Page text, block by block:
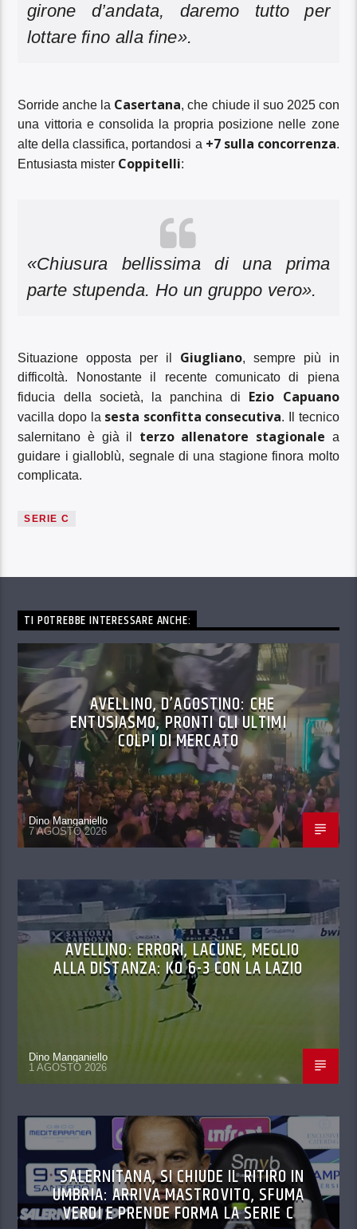
girone d’andata, daremo tutto per
lottare fino alla fine».
Sorride anche la Casertana, che chiude il suo 2025 con
una vittoria e consolida la propria posizione nelle zone
alte della classifica, portandosi a +7 sulla concorrenza.
Entusiasta mister Coppitelli:
«Chiusura bellissima di una prima
parte stupenda. Ho un gruppo vero».
Situazione opposta per il Giugliano, sempre più in
difficoltà. Nonostante il recente comunicato di piena
fiducia della società, la panchina di Ezio Capuano
vacilla dopo la sesta sconfitta consecutiva. Il tecnico
salernitano è già il terzo allenatore stagionale a
guidare i gialloblù, segnale di una stagione finora molto
complicata.
SERIE C
TI POTREBBE INTERESSARE ANCHE:
AVELLINO, D’AGOSTINO: CHE
ENTUSIASMO, PRONTI GLI ULTIMI
COLPI DI MERCATO
Dino Manganiello
7 AGOSTO 2026
AVELLINO: ERRORI, LACUNE, MEGLIO
ALLA DISTANZA: KO 6-3 CON LA LAZIO
Dino Manganiello
1 AGOSTO 2026
SALERNITANA, SI CHIUDE IL RITIRO IN
UMBRIA: ARRIVA MASTROVITO, SFUMA
VERDI E PRENDE FORMA LA SERIE C